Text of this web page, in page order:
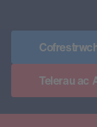
Telerau ac